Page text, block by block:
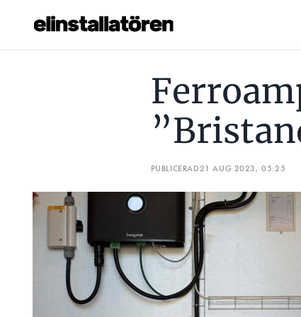
Hantera prenumeration
Annonsera
Läs E-tidningen
Om tidningen
Kontakt
Personuppgifter
PUBLICERAD21 AUG 2023, 05:25
FERROAMP SÅGAR NILAR: ”BRISTANDE KVALITET”